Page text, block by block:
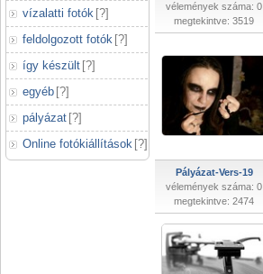
vízalatti fotók [?]
feldolgozott fotók [?]
így készült [?]
egyéb [?]
pályázat [?]
Online fotókiállítások [?]
vélemények száma: 0
megtekintve: 3519
Pályázat-Vers-19
vélemények száma: 0
megtekintve: 2474